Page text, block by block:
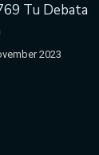
Tu Debata
2023